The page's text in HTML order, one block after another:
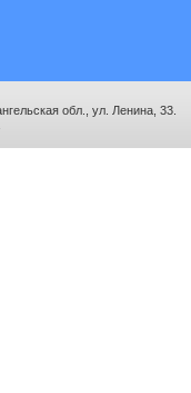
обл., ул. Ленина, 33.